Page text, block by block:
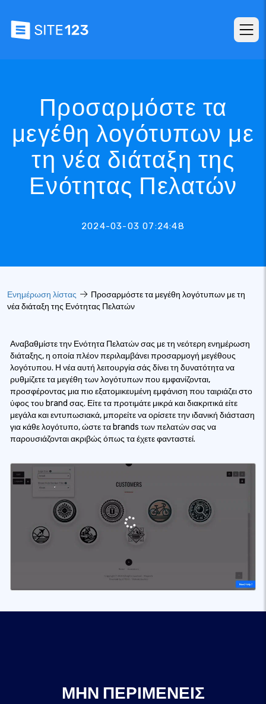
Προσαρμόστε τα
μεγέθη λογότυπων με
τη νέα διάταξη της
Ενότητας Πελατών
2024-03-03 07:24:48
Ενημέρωση λίστας
Προσαρμόστε τα μεγέθη λογότυπων με τη
νέα διάταξη της Ενότητας Πελατών
Αναβαθμίστε την Ενότητα Πελατών σας με τη νεότερη ενημέρωση
διάταξης, η οποία πλέον περιλαμβάνει προσαρμογή μεγέθους
λογότυπου. Η νέα αυτή λειτουργία σάς δίνει τη δυνατότητα να
ρυθμίζετε τα μεγέθη των λογότυπων που εμφανίζονται,
προσφέροντας μια πιο εξατομικευμένη εμφάνιση που ταιριάζει στο
ύφος του brand σας. Είτε τα προτιμάτε μικρά και διακριτικά είτε
μεγάλα και εντυπωσιακά, μπορείτε να ορίσετε την ιδανική διάσταση
για κάθε λογότυπο, ώστε τα brands των πελατών σας να
παρουσιάζονται ακριβώς όπως τα έχετε φανταστεί.
ΜΗΝ ΠΕΡΙΜΈΝΕΙΣ